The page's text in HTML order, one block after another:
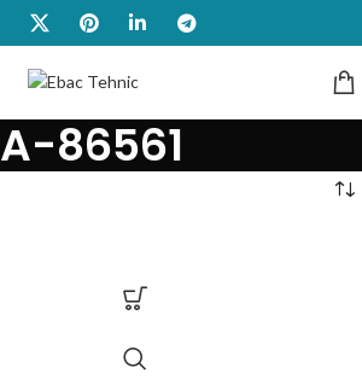
A-86561